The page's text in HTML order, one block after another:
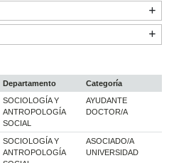
Departamento
Categoría
SOCIOLOGÍA Y
ANTROPOLOGÍA
SOCIAL
AYUDANTE
DOCTOR/A
SOCIOLOGÍA Y
ANTROPOLOGÍA
ASOCIADO/A
UNIVERSIDAD